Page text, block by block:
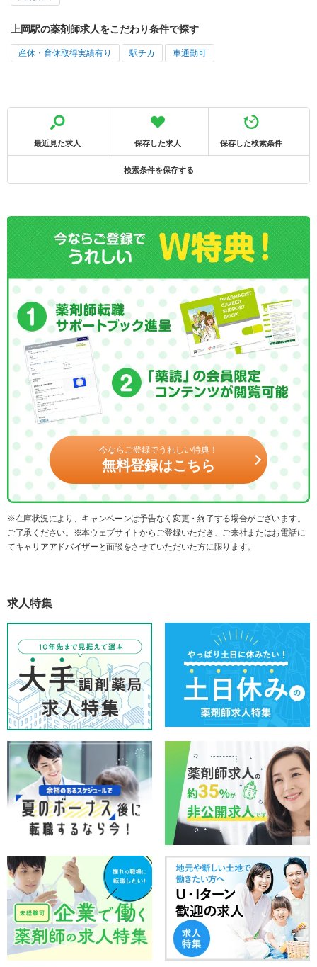
上岡駅の薬剤師求人をこだわり条件で探す
産休・育休取得実績有り 駅チカ 車通勤可
最近見た求人 保存した求人 保存した検索条件
検索条件を保存する
今ならご登録でうれしい特典！
無料登録はこちら
※在庫状況により、キャンペーンは予告なく変更・終了する場合がございます。
ご了承ください。※本ウェブサイトからご登録いただき、ご来社またはお電話に
てキャリアアドバイザーと面談をさせていただいた方に限ります。
求人特集